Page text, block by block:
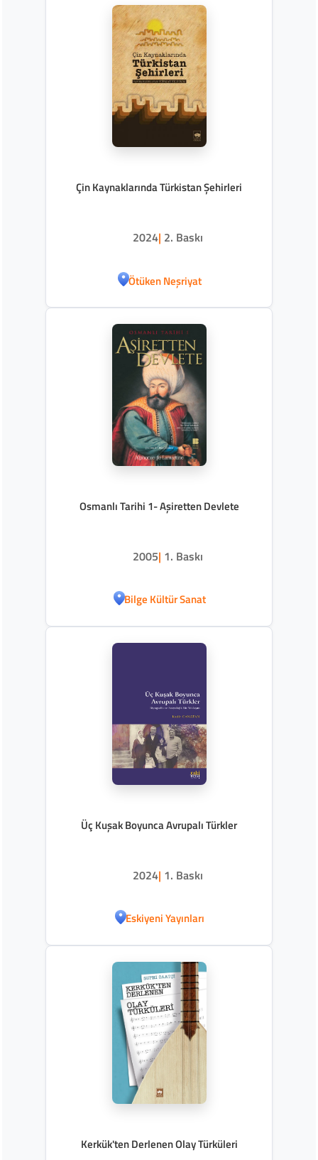
Çin Kaynaklarında Türkistan Şehirleri
2024| 2. Baskı
Ötüken Neşriyat
Osmanlı Tarihi 1- Aşiretten Devlete
2005| 1. Baskı
Bilge Kültür Sanat
Üç Kuşak Boyunca Avrupalı Türkler
2024| 1. Baskı
Eskiyeni Yayınları
Kerkük'ten Derlenen Olay Türküleri